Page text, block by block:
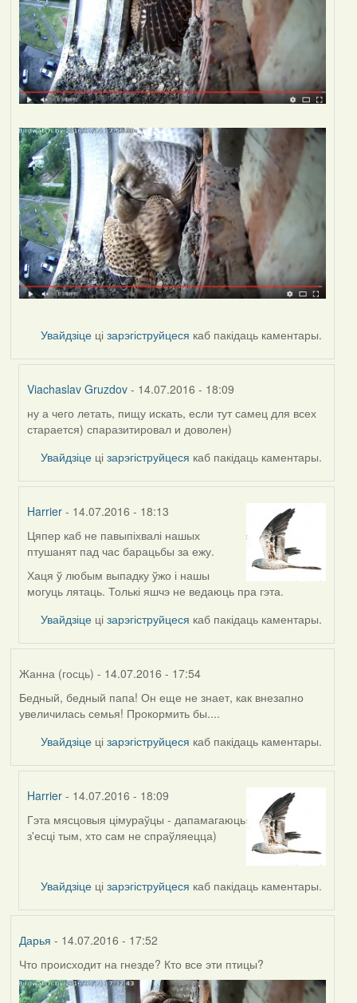
Увайдзіце цізарэгіструйцеся каб пакідаць каментары.
Viachaslav Gruzdov - 14.07.2016 - 18:09
In
reply
Дарья
ну а чего летать, пищу искать, если тут самец для всех
старается) спаразитировал и доволен)
Увайдзіце цізарэгіструйцеся каб пакідаць каментары.
Harrier - 14.07.2016 - 18:13
In
reply
to
by
Цяпер каб не павыпіхвалі нашых
птушанят пад час барацьбы за ежу.
Хаця ў любым выпадку ўжо і нашы
могуць лятаць. Толькі яшчэ не ведаюць пра гэта.
Увайдзіце цізарэгіструйцеся каб пакідаць каментары.
Жанна (госць) - 14.07.2016 - 17:54
Бедный, бедный папа! Он еще не знает, как внезапно
увеличилась семья! Прокормить бы....
Увайдзіце цізарэгіструйцеся каб пакідаць каментары.
Harrier - 14.07.2016 - 18:09
In
reply
Жанна
(госць)
Гэта мясцовыя цімураўцы - дапамагаюць
з'есці тым, хто сам не спраўляецца)
Увайдзіце цізарэгіструйцеся каб пакідаць каментары.
Дарья - 14.07.2016 - 17:52
Что происходит на гнезде? Кто все эти птицы?